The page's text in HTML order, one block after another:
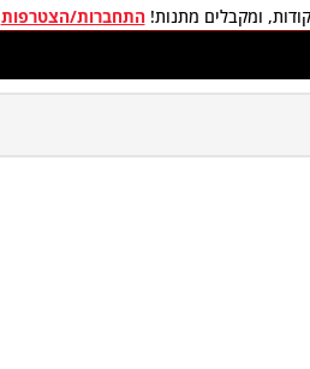
ומקבלים מתנות!התחברות/הצטרפות